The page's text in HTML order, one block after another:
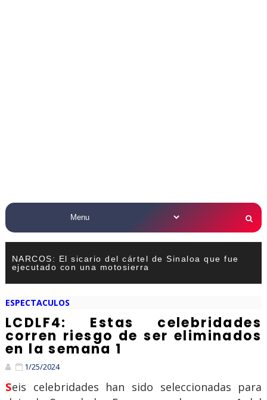
NARCOS: El sicario del cártel de Sinaloa que fue
ejecutado con una motosierra
ESPECTACULOS
LCDLF4: Estas celebridades
corren riesgo de ser eliminados
en la semana 1
1/25/2024
Seis celebridades han sido seleccionadas para